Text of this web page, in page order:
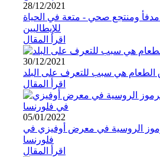
28/12/2021
ومنتجع صحي - متعة في الحياة
للإيطاليين
اقرأ المقال
30/12/2021
الطعام هي سبب للتعرف على البلد
اقرأ المقال
05/01/2022
الروسية في معرض أوفيزي في
فلورنسا
اقرأ المقال